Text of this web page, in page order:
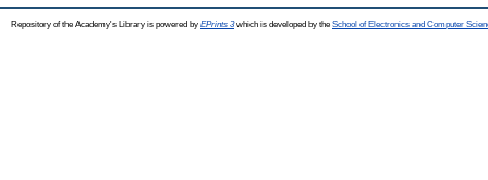
Repository of the Academy's Library is powered by EPrints 3which is developed by the School of Electronics and Computer